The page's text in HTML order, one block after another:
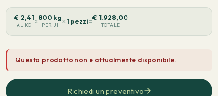
€ 2,41
AL KG ×800 kg
PER UI ×1 pezzi=€ 1.928,00
TOTALE
Questo prodotto non è attualmente disponibile.
Richiedi un preventivo